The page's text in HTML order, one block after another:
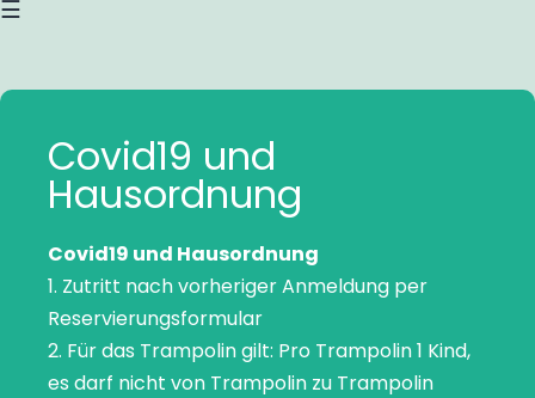
☰
Covid19 und
Hausordnung
Covid19 und Hausordnung
1. Zutritt nach vorheriger Anmeldung per
Reservierungsformular
2. Für das Trampolin gilt: Pro Trampolin 1 Kind,
es darf nicht von Trampolin zu Trampolin